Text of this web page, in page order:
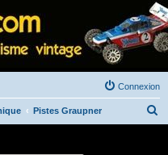
Connexion
Pistes Graupner